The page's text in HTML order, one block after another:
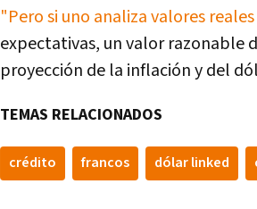
"Pero si uno analiza valores
expectativas, un valor razonable
proyección de la inflación y del
TEMAS RELACIONADOS
crédito francos dólar linked